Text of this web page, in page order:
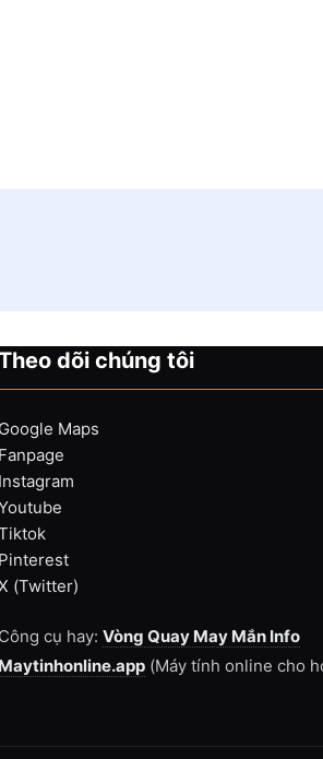
dõi chúng tôi
Google Maps
Fanpage
Instagram
Pinterest
(Twitter)
Công cụ hay: Vòng Quay May Mắn Info
Maytinhonline.app(Máy tính online cho